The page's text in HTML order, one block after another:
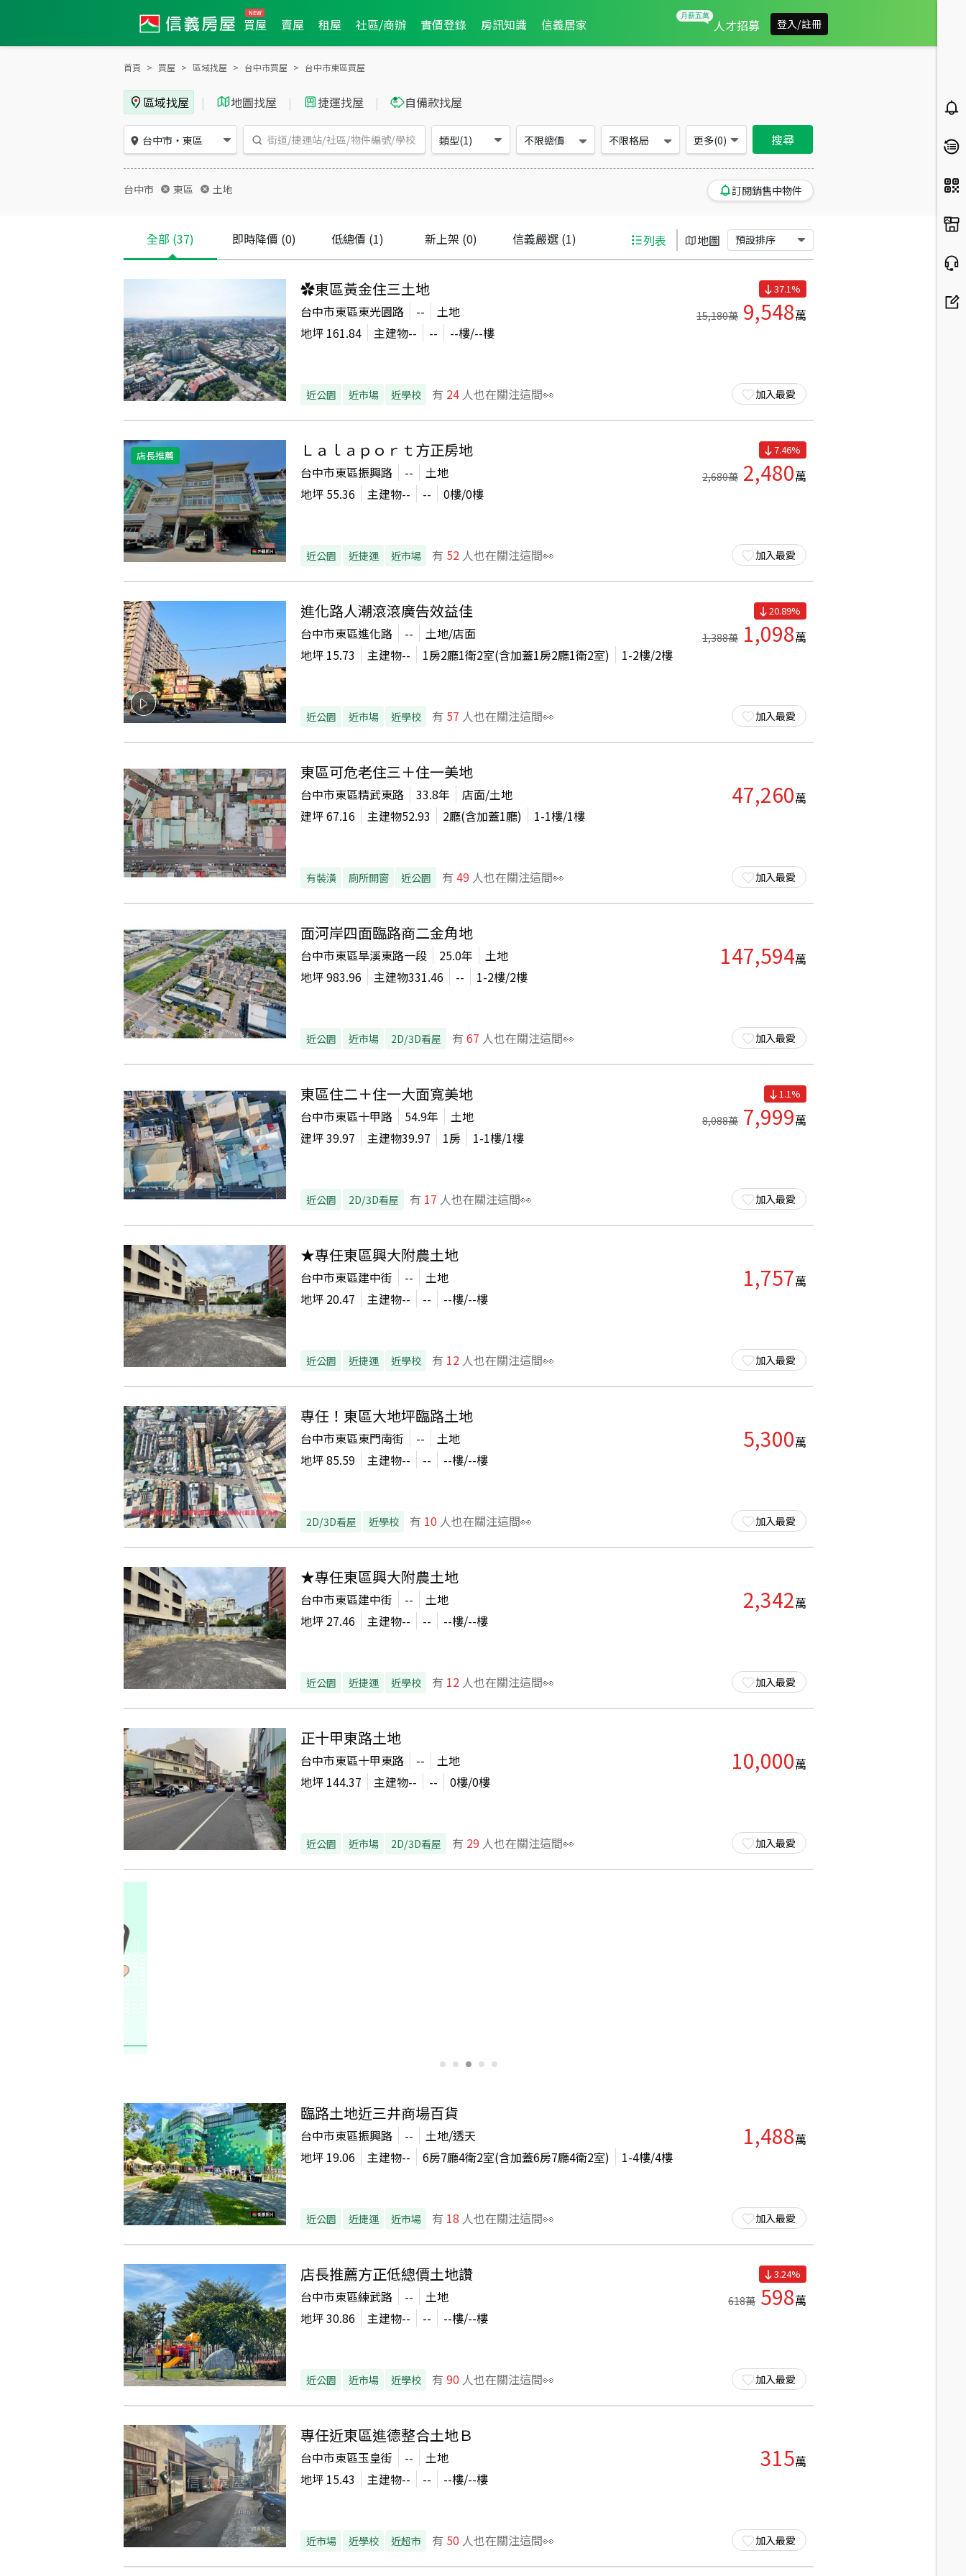
買屋 賣屋 租屋 社區/商辦 實價登錄 房訊知識 信義居家 人才招募 登入/註冊
首頁 買屋 區域找屋 台中市買屋 台中市東區買屋
區域找屋 | 地圖找屋 | 捷運找屋 | 自備款找屋
台中市 ・ 東區 類型(1) 不限總價 不限格局 更多(0) 搜尋
台中市 東區 土地 訂閱銷售中物件
全部 (37) 即時降價 (0) 低總價 (1) 新上架 (0) 信義嚴選(1) 列表 地圖 預設排序
✿東區黃金住三土地
台中市東區東光園路 --
土地
地坪 161.84 主建物-- -- --樓/--樓
近公園 近市場 近學校 有 24 人也在關注這間👀
37.1%
15,180萬 9,548萬
加入最愛
店長推薦 Ｌａｌａｐｏｒｔ方正房地
台中市東區振興路 --
土地
地坪 55.36 主建物-- -- 0樓/0樓
近公園 近捷運 近市場 有 52 人也在關注這間👀
7.46%
2,680萬 2,480萬
加入最愛
進化路人潮滾滾廣告效益佳
台中市東區進化路 --
土地/店面
地坪 15.73 主建物-- 1房2廳1衛2室(含加蓋1房2廳1衛2室) 1-2樓/2樓
近公園 近市場 近學校 有 57 人也在關注這間👀
20.89%
1,388萬 1,098萬
加入最愛
東區可危老住三＋住一美地
台中市東區精武東路 33.8年
店面/土地
建坪67.16 主建物52.93 2廳(含加蓋1廳) 1-1樓/1樓
有裝潢 廁所開窗 近公園 有 49 人也在關注這間👀
47,260萬
加入最愛
面河岸四面臨路商二金角地
台中市東區旱溪東路一段 25.0年
土地
地坪983.96 主建物331.46 -- 1-2樓/2樓
近公園 近市場 2D/3D看屋 有 67 人也在關注這間👀
147,594萬
加入最愛
東區住二＋住一大面寬美地
台中市東區十甲路 54.9年
土地
建坪39.97 主建物39.97 1房 1-1樓/1樓
近公園 2D/3D看屋 有 17 人也在關注這間👀
1.1%
8,088萬 7,999萬
加入最愛
★專任東區興大附農土地
台中市東區建中街 --
土地
地坪 20.47 主建物-- -- --樓/--樓
近公園 近捷運 近學校 有 12 人也在關注這間👀
1,757萬
加入最愛
專任！東區大地坪臨路土地
台中市東區東門南街 --
土地
地坪85.59 主建物-- -- --樓/--樓
2D/3D看屋 近學校 有 10 人也在關注這間👀
5,300萬
加入最愛
★專任東區興大附農土地
台中市東區建中街 --
土地
地坪 27.46 主建物-- -- --樓/--樓
近公園 近捷運 近學校 有 12 人也在關注這間👀
2,342萬
加入最愛
正十甲東路土地
台中市東區十甲東路 --
土地
地坪 144.37 主建物-- -- 0樓/0樓
近公園 近市場 2D/3D看屋 有 29 人也在關注這間👀
10,000萬
加入最愛
臨路土地近三井商場百貨
台中市東區振興路 --
土地/透天
地坪 19.06 主建物-- 6房7廳4衛2室(含加蓋6房7廳4衛2室) 1-4樓/4樓
近公園 近捷運 近市場 有 18 人也在關注這間👀
1,488萬
加入最愛
店長推薦方正低總價土地讚
台中市東區練武路 --
土地
地坪30.86 主建物-- -- --樓/--樓
近公園 近市場 近學校 有 90 人也在關注這間👀
3.24%
618萬 598萬
加入最愛
專任近東區進德整合土地Ｂ
台中市東區玉皇街 --
土地
地坪 15.43 主建物-- -- --樓/--樓
近市場 近學校 近超市 有 50 人也在關注這間👀
315萬
加入最愛